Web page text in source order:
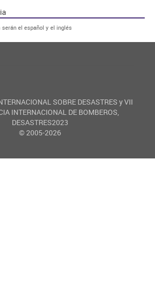
el español y el inglés
SOBRE DESASTRES y VII
INTERNACIONAL DE BOMBEROS,
DESASTRES2023
© 2005-2026